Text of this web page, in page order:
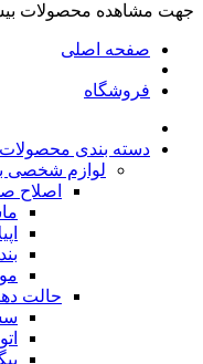
جهت مشاهده محصولات
صفحه اصلی
فروشگاه
دسته بندی محصولات
لوازم شخصی
اصلاح
حالت